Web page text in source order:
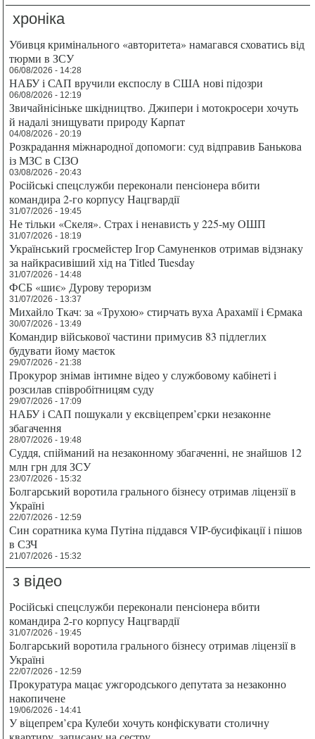
хроніка
Убивця кримінального «авторитета» намагався сховатись від
тюрми в ЗСУ
06/08/2026 - 14:28
НАБУ і САП вручили експослу в США нові підозри
06/08/2026 - 12:19
Звичайнісіньке шкідництво. Джипери і мотокросери хочуть
й надалі знищувати природу Карпат
04/08/2026 - 20:19
Розкрадання міжнародної допомоги: суд відправив Банькова
із МЗС в СІЗО
03/08/2026 - 20:43
Російські спецслужби переконали пенсіонера вбити
командира 2-го корпусу Нацгвардії
31/07/2026 - 19:45
Не тільки «Скеля». Страх і ненависть у 225-му ОШП
31/07/2026 - 18:19
Український гросмейстер Ігор Самуненков отримав відзнаку
за найкрасивіший хід на Titled Tuesday
31/07/2026 - 14:48
ФСБ «шиє» Дурову тероризм
31/07/2026 - 13:37
Михайло Ткач: за «Трухою» стирчать вуха Арахамії і Єрмака
30/07/2026 - 13:49
Командир військової частини примусив 83 підлеглих
будувати йому маєток
29/07/2026 - 21:38
Прокурор знімав інтимне відео у службовому кабінеті і
розсилав співробітницям суду
29/07/2026 - 17:09
НАБУ і САП пошукали у ексвіцепрем’єрки незаконне
збагачення
28/07/2026 - 19:48
Суддя, спійманий на незаконному збагаченні, не знайшов 12
млн грн для ЗСУ
23/07/2026 - 15:32
Болгарський воротила грального бізнесу отримав ліцензії в
Україні
22/07/2026 - 12:59
Син соратника кума Путіна піддався VIP-бусифікації і пішов
в СЗЧ
21/07/2026 - 15:32
з відео
Російські спецслужби переконали пенсіонера вбити
командира 2-го корпусу Нацгвардії
31/07/2026 - 19:45
Болгарський воротила грального бізнесу отримав ліцензії в
Україні
22/07/2026 - 12:59
Прокуратура мацає ужгородського депутата за незаконно
накопичене
19/06/2026 - 14:41
У віцепрем’єра Кулеби хочуть конфіскувати столичну